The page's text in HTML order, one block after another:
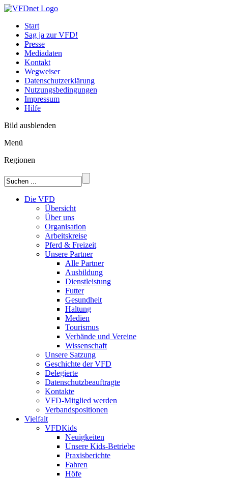
Start
Sag ja zur VFD!
Presse
Mediadaten
Kontakt
Wegweiser
Datenschutzerklärung
Nutzungsbedingungen
Impressum
Hilfe
Bild ausblenden
Menü
Regionen
Die VFD
Übersicht
Über uns
Organisation
Arbeitskreise
Pferd & Freizeit
Unsere Partner
Alle Partner
Ausbildung
Dienstleistung
Futter
Gesundheit
Haltung
Medien
Tourismus
Verbände und Vereine
Wissenschaft
Unsere Satzung
Geschichte der VFD
Delegierte
Datenschutzbeauftragte
Kontakte
VFD-Mitglied werden
Verbandspositionen
Vielfalt
VFDKids
Neuigkeiten
Unsere Kids-Betriebe
Praxisberichte
Fahren
Höfe